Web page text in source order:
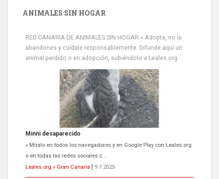
ANIMALES SIN HOGAR
RED CANARIA DE ANIMALES SIN HOGAR » Adopta, no le
abandones y cuídale responsablemente. Difunde aquí un
animal perdido o en adopción, subiéndolo a Leales.org
Minni desaparecido
» Míralo en todos los navegadores y en Google Play con Leales.org
o en todas las redes sociales c...
Leales.org » Gran Canaria
9.7.2025